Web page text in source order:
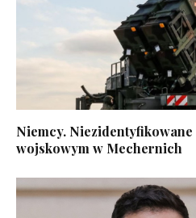
Niemcy.
wojskowym w Mechernich